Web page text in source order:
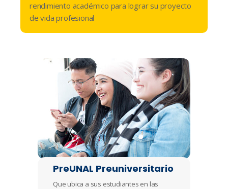
rendimiento académico para lograr su proyecto
de vida profesional
PreUNAL Preuniversitario
Que ubica a sus estudiantes en las